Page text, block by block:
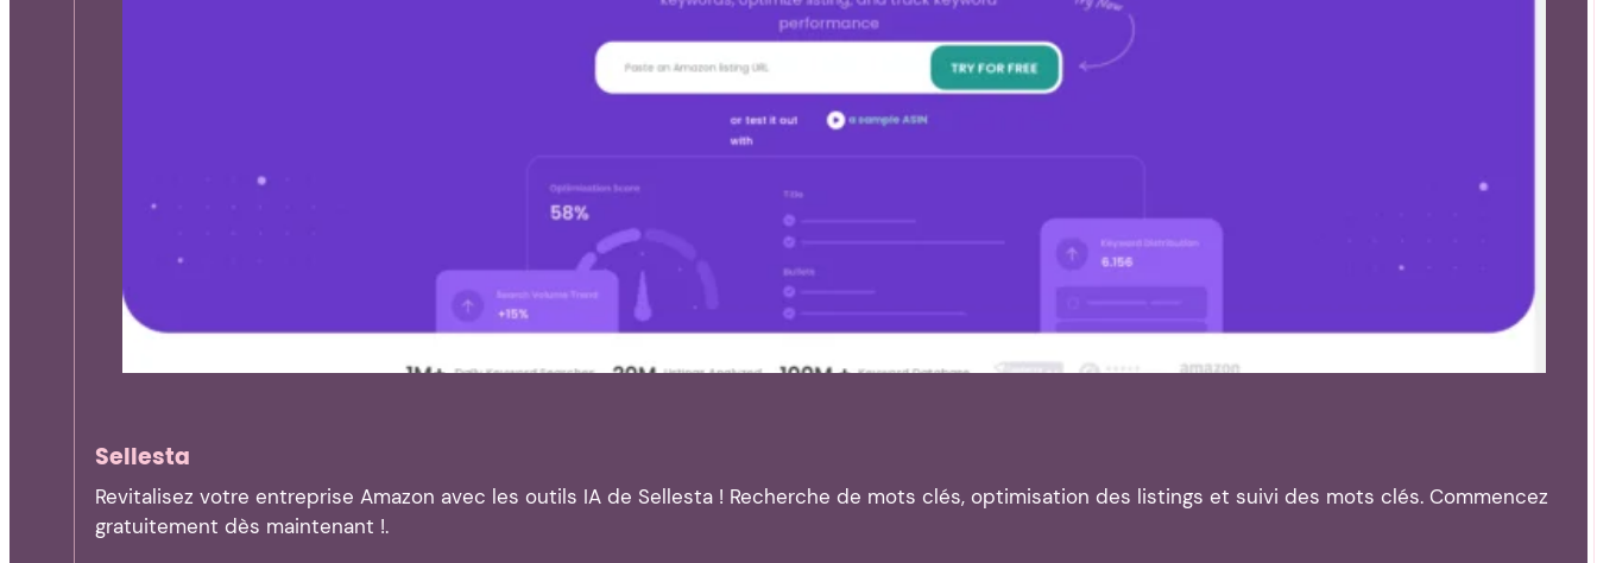
Sellesta
Revitalisez votre entreprise Amazon avec les outils IA de Sellesta ! Recherche de mots clés, optimisation des listings et suivi des mots clés. Commencez
gratuitement dès maintenant !.